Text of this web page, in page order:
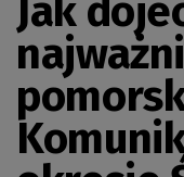
Jak